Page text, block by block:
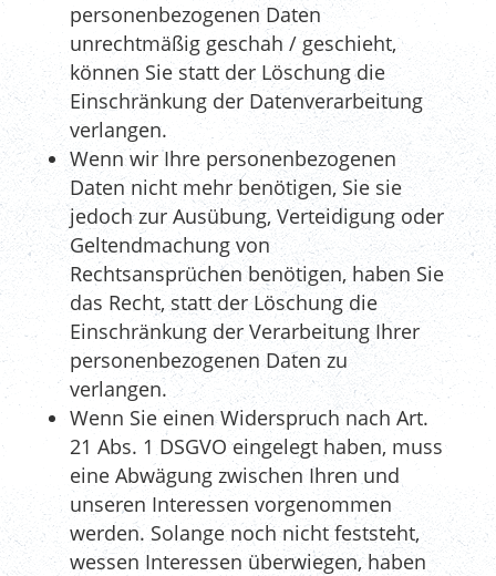
personenbezogenen Daten
unrechtmäßig geschah / geschieht,
können Sie statt der Löschung die
Einschränkung der Datenverarbeitung
verlangen.
Wenn wir Ihre personenbezogenen
Daten nicht mehr benötigen, Sie sie
jedoch zur Ausübung, Verteidigung oder
Geltendmachung von
Rechtsansprüchen benötigen, haben Sie
das Recht, statt der Löschung die
Einschränkung der Verarbeitung Ihrer
personenbezogenen Daten zu
verlangen.
Wenn Sie einen Widerspruch nach Art.
21 Abs. 1 DSGVO eingelegt haben, muss
eine Abwägung zwischen Ihren und
unseren Interessen vorgenommen
werden. Solange noch nicht feststeht,
wessen Interessen überwiegen, haben